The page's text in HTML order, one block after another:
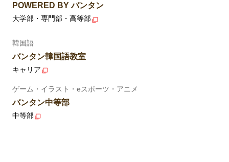
POWERED BY バンタン
大学部・専門部・高等部
韓国語
バンタン韓国語教室
キャリア
ゲーム・イラスト・eスポーツ・アニメ
バンタン中等部
中等部